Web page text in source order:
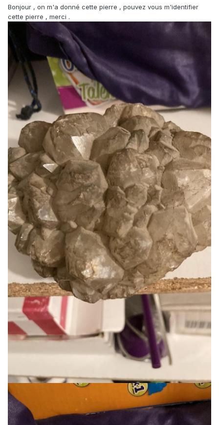
Bonjour , on m'a donné cette pierre , pouvez vous m'identifier
cette pierre , merci .